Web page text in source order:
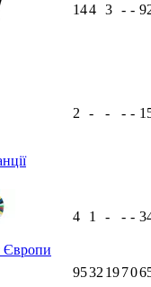
144 3 - -
2 - - - -
Європи
4 1 - - -
9532 1970